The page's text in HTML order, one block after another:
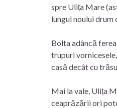
spre Ulița Mare
lungul noului drum
Bolta adâncă
trupuri
casă decât cu
Mai la vale, Ulița
ceaprăzării ori